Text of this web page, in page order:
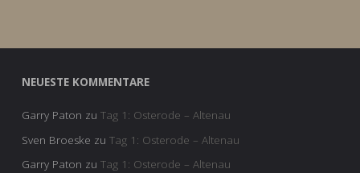
NEUESTE KOMMENTARE
Garry Paton zu Tag 1: Osterode – Altenau
Sven Broeske zu Tag 1: Osterode – Altenau
Garry Paton zu Tag 1: Osterode – Altenau